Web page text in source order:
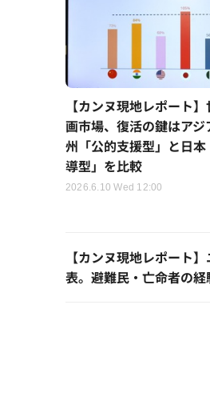
【カンヌ現地レポート
画市場、復活の鍵はアジ
州「公的支援型」と日
導型」を比較
2026.6.10 Wed 12:00
【カンヌ現地レポート
表。避難民・亡命者の